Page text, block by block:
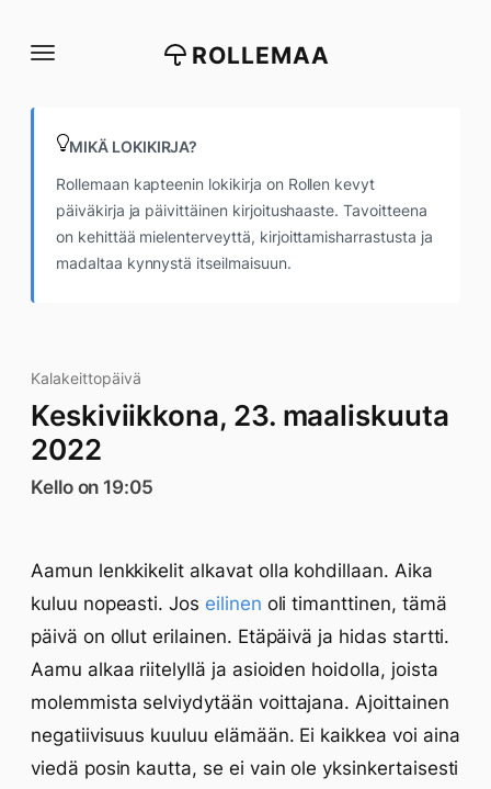
suoraan
ROLLEMAA
MIKÄ LOKIKIRJA?
Rollemaan kapteenin lokikirja on Rollen kevyt
päiväkirja ja päivittäinen kirjoitushaaste. Tavoitteena
on kehittää mielenterveyttä, kirjoittamisharrastusta ja
madaltaa kynnystä itseilmaisuun.
Kalakeittopäivä
Keskiviikkona, 23. maaliskuuta
2022
Kello on 19:05
Aamun lenkkikelit alkavat olla kohdillaan. Aika
kuluu nopeasti. Jos eilinen oli timanttinen, tämä
päivä on ollut erilainen. Etäpäivä ja hidas startti.
Aamu alkaa riitelyllä ja asioiden hoidolla, joista
molemmista selviydytään voittajana. Ajoittainen
negatiivisuus kuuluu elämään. Ei kaikkea voi aina
viedä posin kautta, se ei vain ole yksinkertaisesti